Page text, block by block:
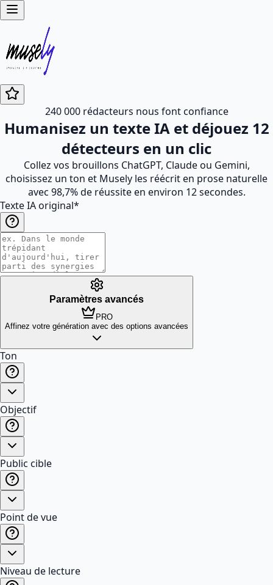
240 000 rédacteurs nous font confiance
Humanisez un texte IA et déjouez 12
détecteurs en un clic
Collez vos brouillons ChatGPT, Claude ou Gemini,
choisissez un ton et Musely les réécrit en prose naturelle
avec 98,7% de réussite en environ 12 secondes.
Texte IA original*
Paramètres avancés
PRO
Affinez votre génération avec des options avancées
Ton
Objectif
Public cible
Point de vue
Niveau de lecture